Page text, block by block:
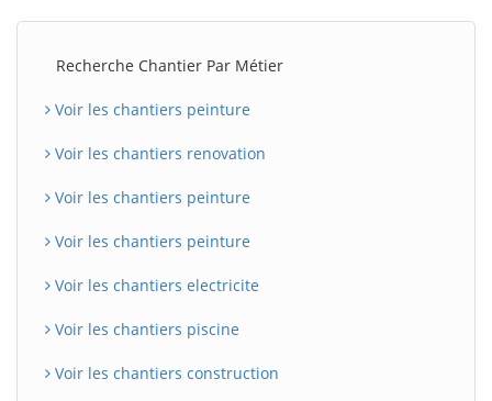
Recherche Chantier Par Métier
Voir les chantiers peinture
Voir les chantiers renovation
Voir les chantiers peinture
Voir les chantiers peinture
Voir les chantiers electricite
Voir les chantiers piscine
Voir les chantiers construction